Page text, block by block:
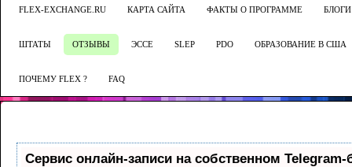
FLEX-EXCHANGE.RU КАРТА САЙТА ФАКТЫ О ПРОГРАММЕ
ШТАТЫ ОТЗЫВЫ ЭССЕ SLEP PDO ОБРАЗОВАНИЕ В США
ПОЧЕМУ FLEX ? FAQ
Сервис онлайн-записи на собственном Telegram-